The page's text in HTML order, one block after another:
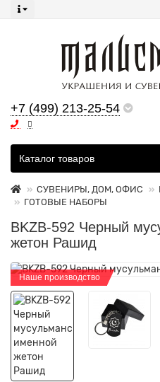
+7 (499) 213-25-54
Все категории
Каталог товаров
СУВЕНИРЫ, ДОМ, ОФИС
ГОТОВЫЕ НАБОРЫ
BKZB-592 Черный
жетон Рашид
Наше производство